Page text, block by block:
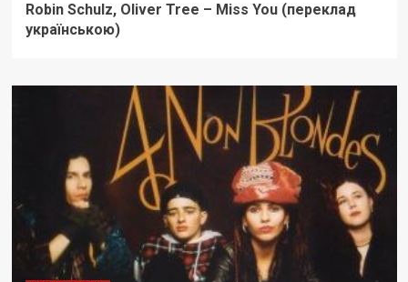
Robin Schulz, Oliver Tree – Miss You (переклад
українською)